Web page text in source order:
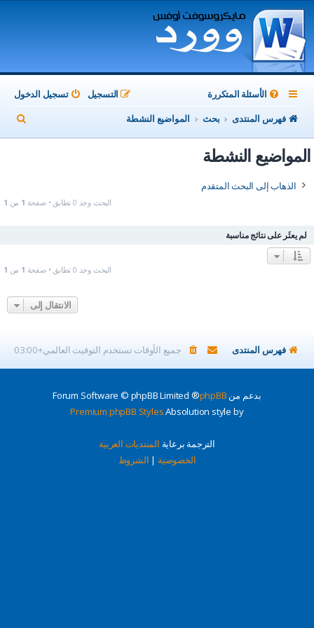
الأسئلة المتكررة تسجيل الدخول
التسجيل
فهرس المنتدى
بحث المواضيع النشطة
ح
المواضيع النشطة
الذهاب إلى البحث المتقدم
البحث وجد 0 تطابق • صفحة 1 من 1
لم يعثَر على نتائج مناسبة
البحث وجد 0 تطابق • صفحة 1 من 1
الانتقال إلى
فهرس المنتدى جميع الأوقات تستخدم التوقيت العالمي+03:00
بدعم من phpBB
® Forum Software © phpBB Limited
Absolution style by
Premium phpBB Styles
الترجمة برعاية المنتديات العربية
الخصوصية | الشروط